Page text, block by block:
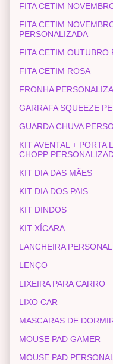
FITA CETIM
FITA CETIM
PERSONALIZADA
FITA CETIM OUTUBRO
FITA CETIM ROSA
FRONHA
GARRAFA SQUEEZE
GUARDA CHUVA
KIT AVENTAL + PORTA
CHOPP
KIT DIA DAS MÃES
KIT DIA DOS PAIS
KIT DINDOS
KIT XÍCARA
LANCHEIRA
LENÇO
LIXEIRA PARA CARRO
LIXO CAR
MASCARAS DE
MOUSE PAD GAMER
MOUSE PAD